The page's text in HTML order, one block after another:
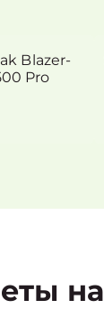
Blazer-
Pro
на